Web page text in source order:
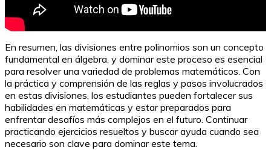
En resumen, las divisiones entre polinomios son un concepto
fundamental en álgebra, y dominar este proceso es esencial
para resolver una variedad de problemas matemáticos. Con
la práctica y comprensión de las reglas y pasos involucrados
en estas divisiones, los estudiantes pueden fortalecer sus
habilidades en matemáticas y estar preparados para
enfrentar desafíos más complejos en el futuro. Continuar
practicando ejercicios resueltos y buscar ayuda cuando sea
necesario son clave para dominar este tema.